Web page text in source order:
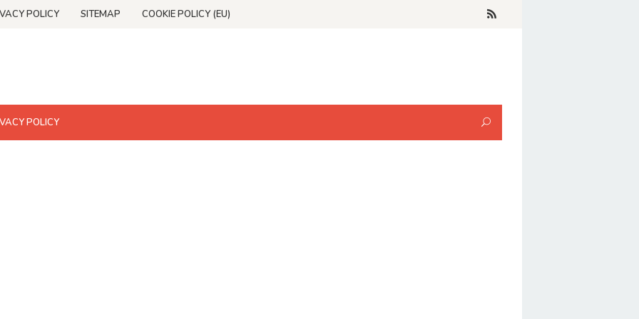
POLICY SITEMAP COOKIE POLICY (EU)
POLICY